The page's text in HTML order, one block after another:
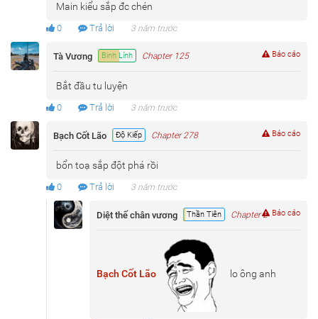
Main kiểu sắp đc chén
0 Trả lời 3 năm trước
Tà Vương Binh Lính Chapter 125
Bắt đầu tu luyện
0 Trả lời 3 năm trước
Báo cáo
Bạch Cốt Lão Độ Kiếp Chapter 278
bổn toạ sắp đột phá rồi
0 Trả lời 3 năm trước
Báo cáo
Diệt thế chân vương Thần Tiên Chapter 2
Bạch Cốt Lão lo ông anh
Báo cáo